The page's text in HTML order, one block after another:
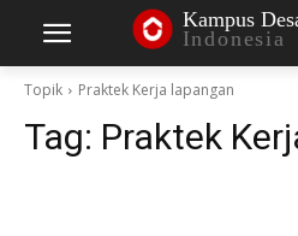
Kampus
Indonesia
Topik Praktek Kerja lapangan
Tag: Praktek